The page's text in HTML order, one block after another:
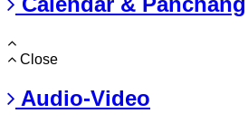
Close
Audio-Video